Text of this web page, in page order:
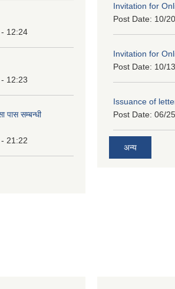
12:24
12:23
पास सम्बन्धी
21:22
Invitation for
Post Date: 10/
Invitation for
Post Date: 10/
Issuance of
Post Date: 06/
अन्य